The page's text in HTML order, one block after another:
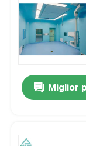
Pannelli a
cascata di
Scatola di
Gruppo filtro
Miglior